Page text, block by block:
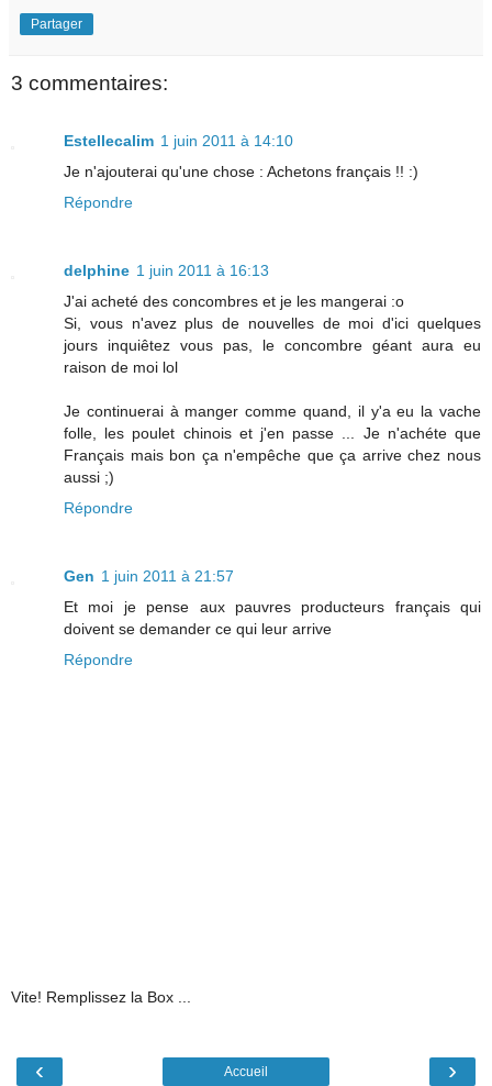
Partager
3 commentaires:
Estellecalim 1 juin 2011 à 14:10
Je n'ajouterai qu'une chose : Achetons français !! :)
Répondre
delphine 1 juin 2011 à 16:13
J'ai acheté des concombres et je les mangerai :o
Si, vous n'avez plus de nouvelles de moi d'ici quelques
jours inquiêtez vous pas, le concombre géant aura eu
raison de moi lol
Je continuerai à manger comme quand, il y'a eu la vache
folle, les poulet chinois et j'en passe ... Je n'achéte que
Français mais bon ça n'empêche que ça arrive chez nous
aussi ;)
Répondre
Gen 1 juin 2011 à 21:57
Et moi je pense aux pauvres producteurs français qui
doivent se demander ce qui leur arrive
Répondre
Vite! Remplissez la Box ...
‹ ›
Accueil